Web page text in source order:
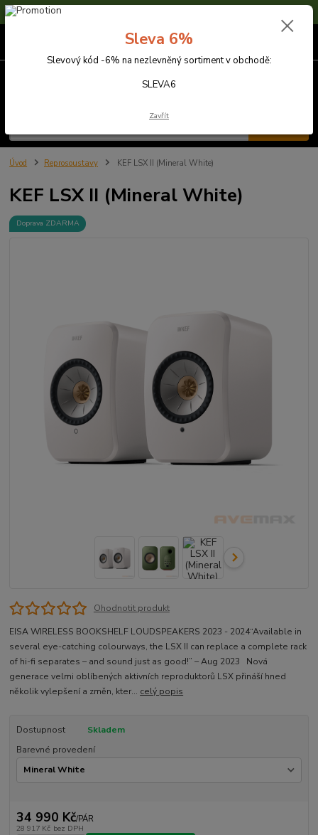
Sleva 6% na nezlevněné zboží s kódem SLEVA6
Úvod Reprosoustavy KEF LSX II (Mineral White)
KEF LSX II (Mineral White)
Doprava ZDARMA
Ohodnotit produkt
EISA WIRELESS BOOKSHELF LOUDSPEAKERS 2023 - 2024​ “Available in
several eye-catching colourways, the LSX II can replace a complete rack
of hi-fi separates – and sound just as good!” – Aug 2023​ ​ Nová
generace velmi oblíbených aktivních reproduktorů LSX přináší hned
několik vylepšení a změn, kter... celý popis
Dostupnost
Skladem
Barevné provedení
34 990 Kč/PÁR
28 917 Kč bez DPH
Sleva 6%
Slevový kód -6% na nezlevněný sortiment v obchodě:
SLEVA6
Zavřít